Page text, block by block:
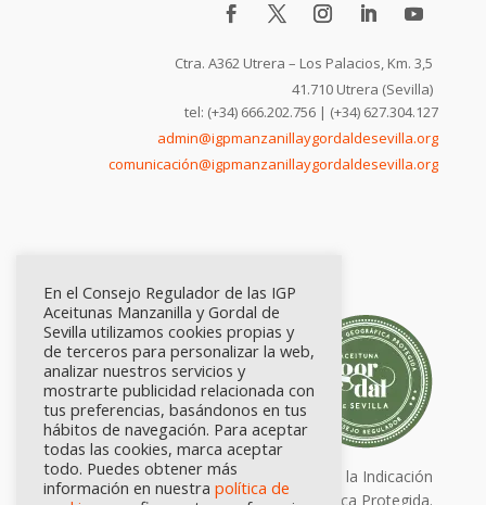
Ctra. A362 Utrera – Los Palacios, Km. 3,5
41.710 Utrera (Sevilla)
tel: (+34) 666.202.756 | (+34) 627.304.127
admin@igpmanzanillaygordaldesevilla.org
comunicación@igpmanzanillaygordaldesevilla.org
Calidad certificada por Origen. Sellos de la Indicación
Geográfica Protegida.
En el Consejo Regulador de las IGP
Aceitunas Manzanilla y Gordal de
Sevilla utilizamos cookies propias y
de terceros para personalizar la web,
analizar nuestros servicios y
mostrarte publicidad relacionada con
tus preferencias, basándonos en tus
hábitos de navegación. Para aceptar
todas las cookies, marca aceptar
todo. Puedes obtener más
información en nuestra política de